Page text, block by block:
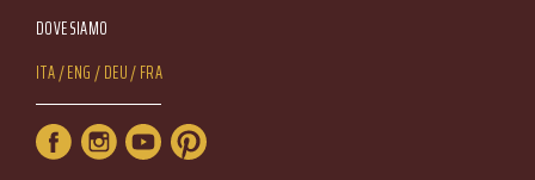
DOVE SIAMO
Lang Menu
ITA ENG DEU FRA
Service Menu